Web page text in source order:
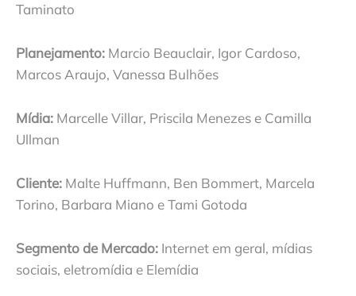
Taminato
Planejamento: Marcio Beauclair, Igor Cardoso,
Marcos Araujo, Vanessa Bulhões
Mídia: Marcelle Villar, Priscila Menezes e Camilla
Ullman
Cliente: Malte Huffmann, Ben Bommert, Marcela
Torino, Barbara Miano e Tami Gotoda
Segmento de Mercado: Internet em geral, mídias
sociais, eletromídia e Elemídia